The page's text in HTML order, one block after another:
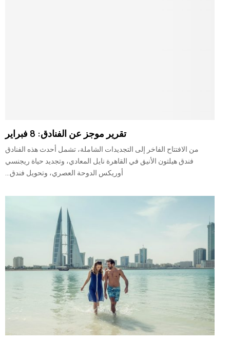
تقرير موجز عن الفنادق: 8 فبراير
من الافتتاح الفاخر إلى التجديدات الشاملة، تشمل أحدث هذه الفنادق
فندق هيلتون الأنيق في القاهرة نايل المعادي، وتجديد حياة ريجنسي
أوريكس الدوحة العصري، وتحويل فندق...